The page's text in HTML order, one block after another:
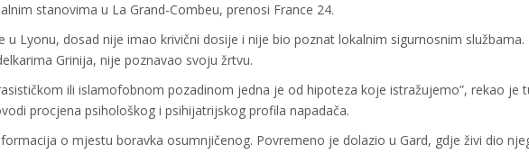
stanovima u La Grand-Combeu, prenosi France 24.
u Lyonu, dosad nije imao krivični dosije i nije bio poznat lokalnim sigurnosnim službama.
Grinija, nije poznavao svoju žrtvu.
ili islamofobnom pozadinom jedna je od hipoteza koje istražujemo”, rekao je
procjena psihološkog i psihijatrijskog profila napadača.
o mjestu boravka osumnjičenog. Povremeno je dolazio u Gard, gdje živi dio